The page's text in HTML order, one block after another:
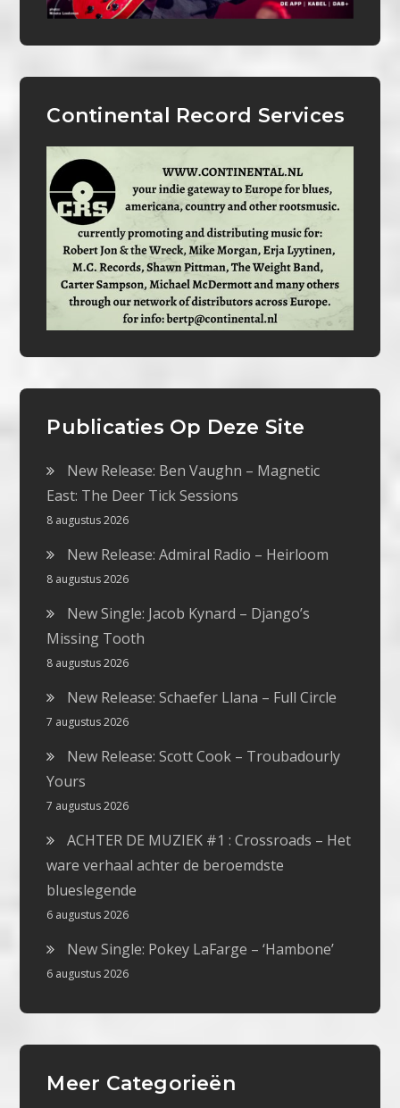
Continental Record Services
Publicaties Op Deze Site
New Release: Ben Vaughn – Magnetic
East: The Deer Tick Sessions
8 augustus 2026
New Release: Admiral Radio – Heirloom
8 augustus 2026
New Single: Jacob Kynard – Django’s
Missing Tooth
8 augustus 2026
New Release: Schaefer Llana – Full Circle
7 augustus 2026
New Release: Scott Cook – Troubadourly
Yours
7 augustus 2026
ACHTER DE MUZIEK #1 : Crossroads – Het
ware verhaal achter de beroemdste
blueslegende
6 augustus 2026
New Single: Pokey LaFarge – ‘Hambone’
6 augustus 2026
Meer Categorieën